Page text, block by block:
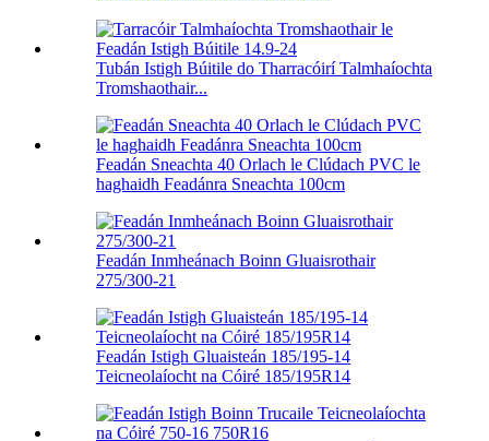
Tubán Istigh Búitile do Tharracóirí Talmhaíochta
Tromshaothair...
Feadán Sneachta 40 Orlach le Clúdach PVC le
haghaidh Feadánra Sneachta 100cm
Feadán Inmheánach Boinn Gluaisrothair
275/300-21
Feadán Istigh Gluaisteán 185/195-14
Teicneolaíocht na Cóiré 185/195R14